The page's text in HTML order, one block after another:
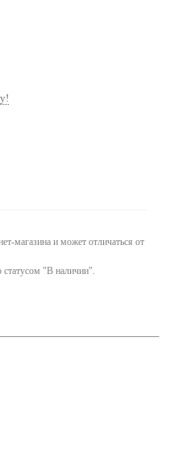
магазина и может отличаться от
статусом "В наличии".